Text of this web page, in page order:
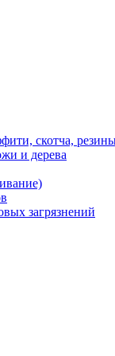
скотча,
и дерева
загрязнений